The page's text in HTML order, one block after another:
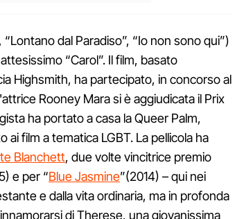
dal Paradiso”, “Io non sono qui”)
“Carol”. Il film, basato
Highsmith, ha partecipato, in concorso al
Rooney Mara si è aggiudicata il Prix
ha portato a casa la Queer Palm,
film a tematica LGBT. La pellicola ha
Blanchett, due volte vincitrice premio
e per “Blue Jasmine”(2014) – qui nei
e dalla vita ordinaria, ma in profonda
di Therese, una giovanissima